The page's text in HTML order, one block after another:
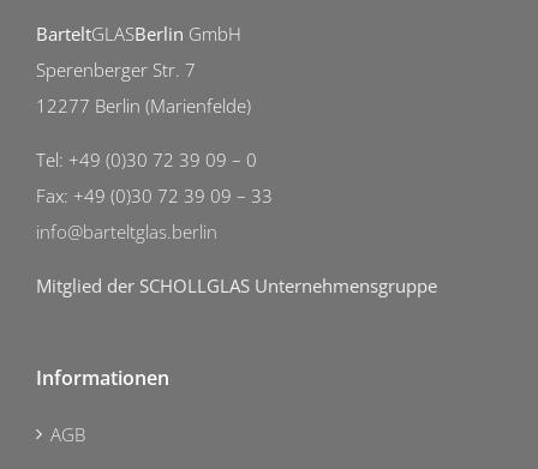
BarteltGLASBerlin GmbH
Sperenberger Str. 7
12277 Berlin (Marienfelde)
Tel: +49 (0)30 72 39 09 – 0
Fax: +49 (0)30 72 39 09 – 33
info@barteltglas.berlin
Mitglied der SCHOLLGLAS Unternehmensgruppe
Informationen
AGB